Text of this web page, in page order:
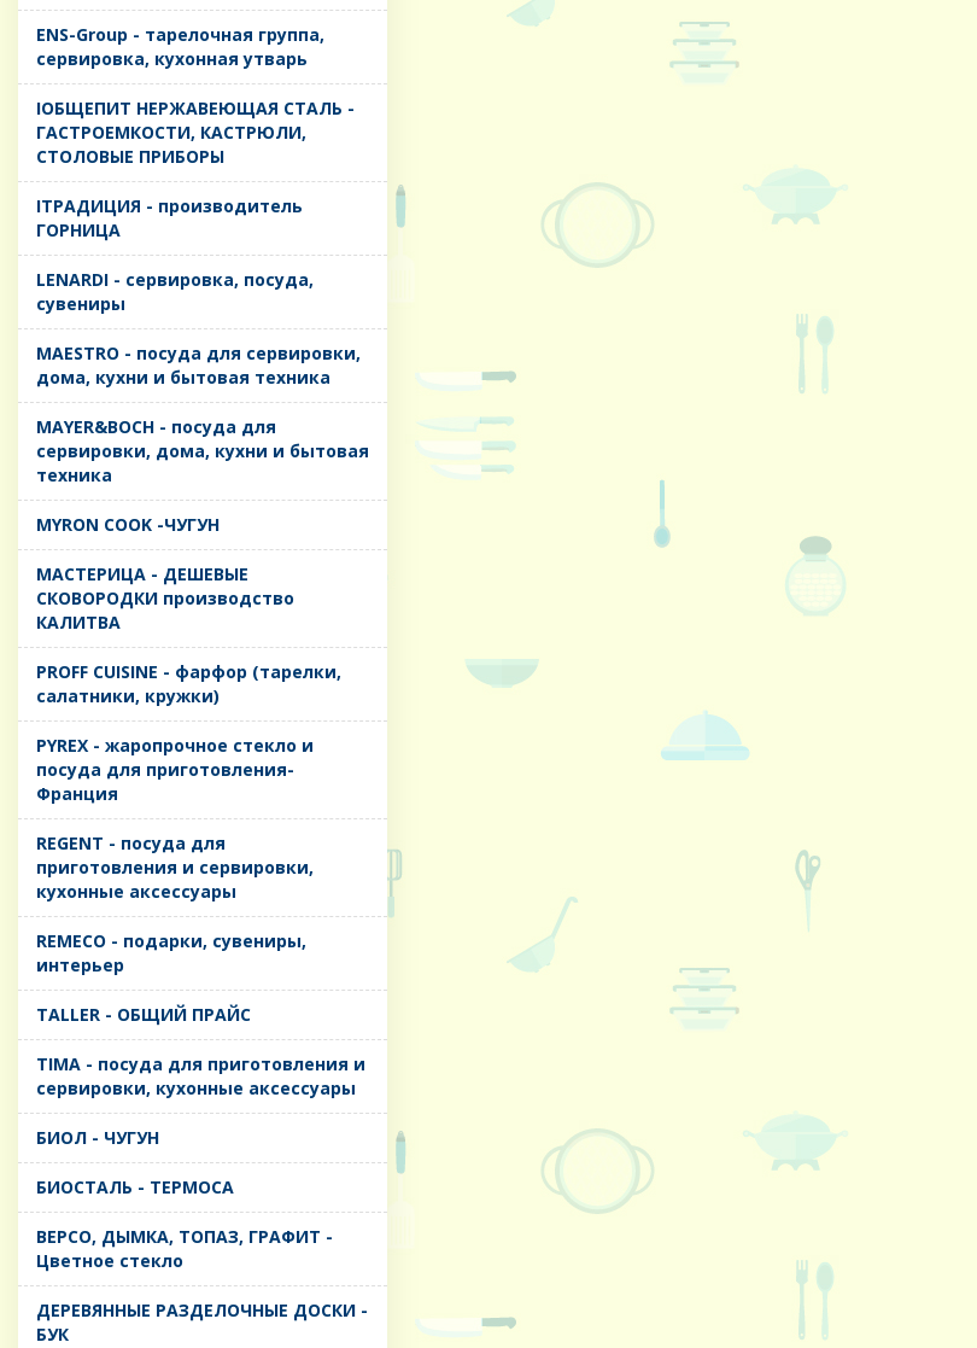
ENS-Group - тарелочная группа,
сервировка, кухонная утварь
IОБЩЕПИТ НЕРЖАВЕЮЩАЯ СТАЛЬ -
ГАСТРОЕМКОСТИ, КАСТРЮЛИ,
СТОЛОВЫЕ ПРИБОРЫ
IТРАДИЦИЯ - производитель
ГОРНИЦА
LENARDI - сервировка, посуда,
сувениры
MAESTRO - посуда для сервировки,
дома, кухни и бытовая техника
MAYER&BOCH - посуда для
сервировки, дома, кухни и бытовая
техника
MYRON COOK -ЧУГУН
MАСТЕРИЦА - ДЕШЕВЫЕ
СКОВОРОДКИ производство
КАЛИТВА
PROFF CUISINE - фарфор (тарелки,
салатники, кружки)
PYREX - жаропрочное стекло и
посуда для приготовления-
Франция
REGENT - посуда для
приготовления и сервировки,
кухонные аксессуары
REMECO - подарки, сувениры,
интерьер
TALLER - ОБЩИЙ ПРАЙС
TIMA - посуда для приготовления и
сервировки, кухонные аксессуары
БИОЛ - ЧУГУН
БИОСТАЛЬ - ТЕРМОСА
ВЕРСО, ДЫМКА, ТОПАЗ, ГРАФИТ -
Цветное стекло
ДЕРЕВЯННЫЕ РАЗДЕЛОЧНЫЕ ДОСКИ -
БУК